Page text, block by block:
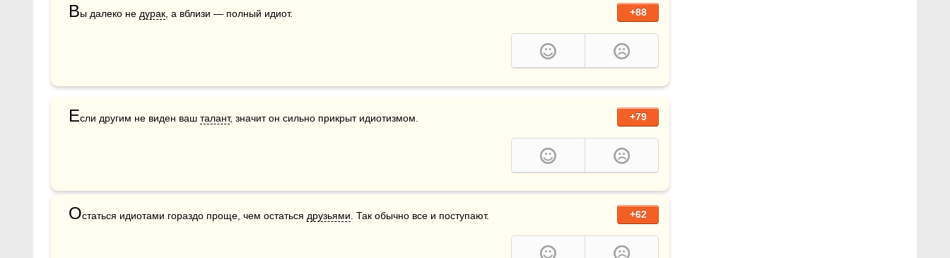
+88
Вы далеко не дурак , а вблизи — полный идиот.
+79
Если другим не виден ваш талант, значит он сильно прикрыт идиотизмом.
+62
Остаться идиотами гораздо проще, чем остаться друзьями . Так обычно все и поступают.